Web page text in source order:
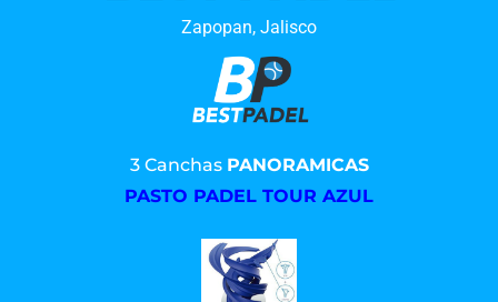
Zapopan, Jalisco
3 Canchas PANORAMICAS
PASTO PADEL TOUR AZUL